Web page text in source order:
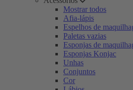
Mostrar todos
Afia-lápis
Espelhos de
Paletas vazias
Esponjas de
Esponjas Konjac
Unhas
Conjuntos
Cor